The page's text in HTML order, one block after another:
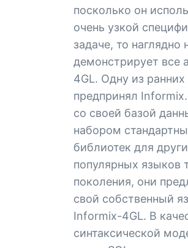
посколько он
очень узкой
задаче, то наглядно
демонстрирует все
4GL. Одну из
предпринял
со своей базой
набором
библиотек для
популярных языков
поколения, они
свой собственный
Informix-4GL. В
синтаксической